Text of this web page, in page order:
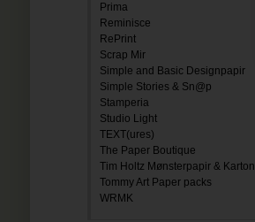
Prima
Reminisce
RePrint
Scrap Mir
Simple and Basic Designpapir
Simple Stories & Sn@p
Stamperia
Studio Light
TEXT(ures)
The Paper Boutique
Tim Holtz Mønsterpapir & Karton
Tommy Art Paper packs
WRMK